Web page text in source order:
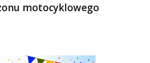
motocyklowego